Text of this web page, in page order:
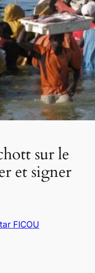
sur le
et signer
FICOU